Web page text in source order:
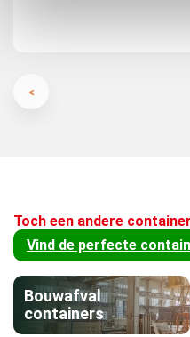
Toch een andere
Vind de perfecte
Bouwafval
containers